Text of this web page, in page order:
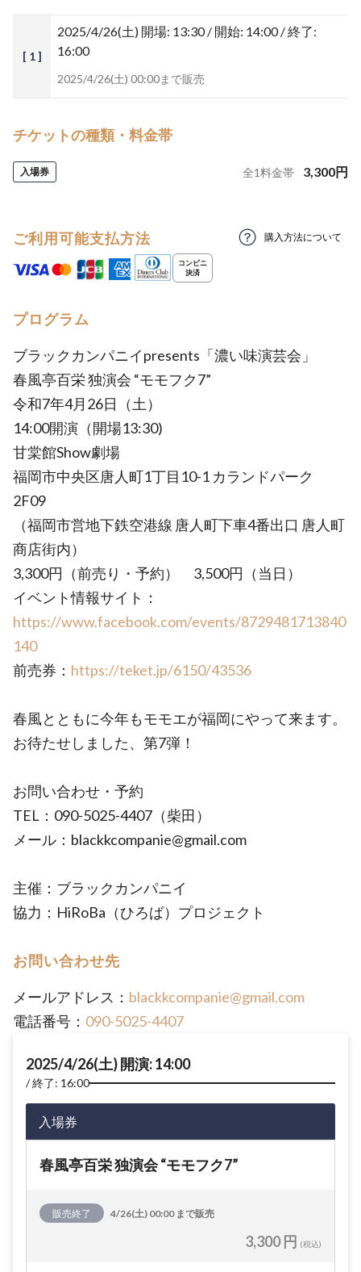
[ 1 ]
2025/4/26(土) 開場: 13:30 / 開始: 14:00 / 終了:
16:00
2025/4/26(土) 00:00まで販売
チケットの種類・料金帯
入場券 全1料金帯 3,300円
ご利用可能支払方法 購入方法について
プログラム
ブラックカンパニイpresents「濃い味演芸会」
春風亭百栄 独演会 “モモフク7”
令和7年4月26日（土）
14:00開演（開場13:30)
甘棠館Show劇場
福岡市中央区唐人町1丁目10-1 カランドパーク
2F09
（福岡市営地下鉄空港線 唐人町下車4番出口 唐人町
商店街内）
3,300円（前売り・予約） 3,500円（当日）
イベント情報サイト：
https://www.facebook.com/events/8729481713840
140
前売券： https://teket.jp/6150/43536
春風とともに今年もモモエが福岡にやって来ます。
お待たせしました、第7弾！
お問い合わせ・予約
TEL：090-5025-4407（柴田）
メール：blackkcompanie@gmail.com
主催：ブラックカンパニイ
協力：HiRoBa（ひろば）プロジェクト
お問い合わせ先
メールアドレス： blackkcompanie@gmail.com
電話番号： 090-5025-4407
2025/4/26(土) 開演: 14:00
終了: 16:00
入場券
春風亭百栄 独演会 “モモフク7”
販売終了 4/26(土) 00:00 まで販売
3,300 円 (税込)